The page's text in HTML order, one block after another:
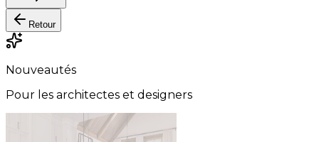
Retour
Nouveautés
Pour les architectes et designers